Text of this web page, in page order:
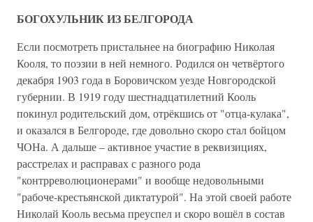
БОГОХУЛЬНИК ИЗ БЕЛГОРОДА
Если посмотреть пристальнее на биографию Николая
Кооля, то поэзии в ней немного. Родился он четвёртого
декабря 1903 года в Боровичском уезде Новгородской
губернии. В 1919 году шестнадцатилетний Кооль
покинул родительский дом, отрёкшись от "отца-кулака",
и оказался в Белгороде, где довольно скоро стал бойцом
ЧОНа. А дальше – активное участие в реквизициях,
расстрелах и расправах с разного рода
"контрреволюционерами" и вообще недовольными
"рабоче-крестьянской диктатурой". На этой своей работе
Николай Кооль весьма преуспел и скоро вошёл в состав